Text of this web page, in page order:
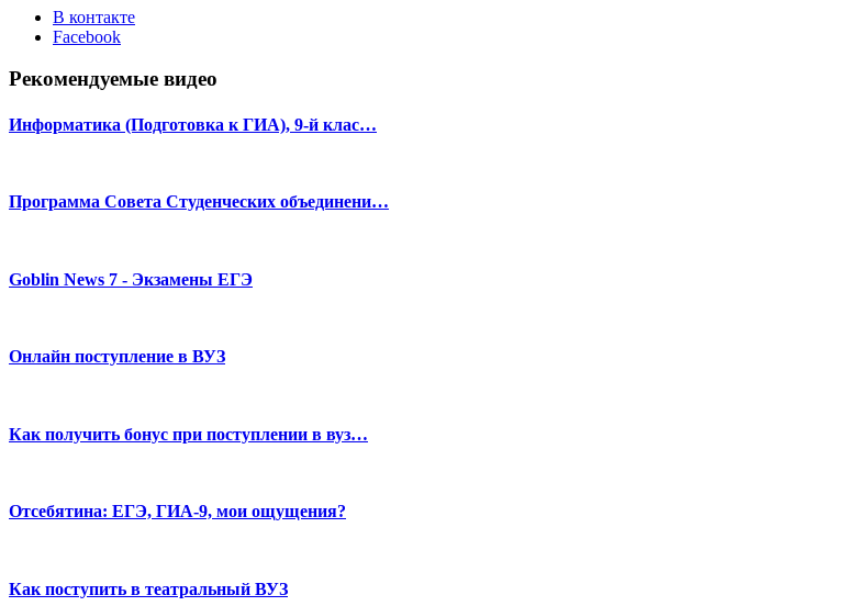
В контакте
Facebook
Рекомендуемые видео
Информатика (Подготовка к ГИА), 9-й клас…
Программа Совета Студенческих объединени…
Goblin News 7 - Экзамены ЕГЭ
Онлайн поступление в ВУЗ
Как получить бонус при поступлении в вуз…
Отсебятина: ЕГЭ, ГИА-9, мои ощущения?
Как поступить в театральный ВУЗ